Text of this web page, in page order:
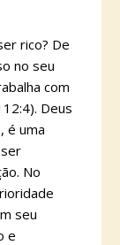
rico? De
no seu
com
Deus
é uma
No
seu
e